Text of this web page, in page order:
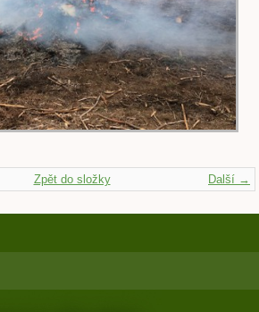
Další →
Zpět do složky